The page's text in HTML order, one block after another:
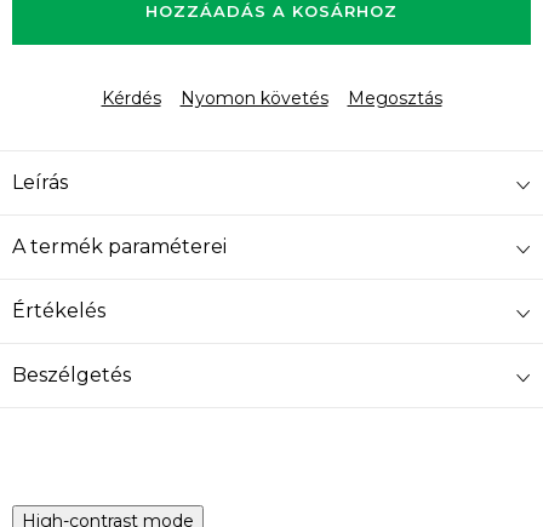
HOZZÁADÁS A KOSÁRHOZ
Kérdés Nyomon követés Megosztás
Leírás
A termék paraméterei
Értékelés
Beszélgetés
High-contrast mode